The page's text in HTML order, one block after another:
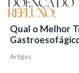
Qual o Melhor
Artigos